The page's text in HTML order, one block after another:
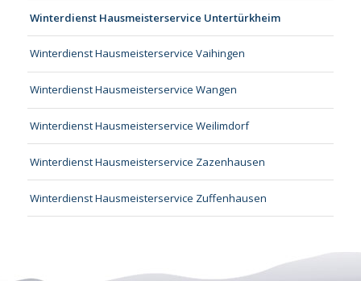
Winterdienst Hausmeisterservice Untertürkheim
Winterdienst Hausmeisterservice Vaihingen
Winterdienst Hausmeisterservice Wangen
Winterdienst Hausmeisterservice Weilimdorf
Winterdienst Hausmeisterservice Zazenhausen
Winterdienst Hausmeisterservice Zuffenhausen